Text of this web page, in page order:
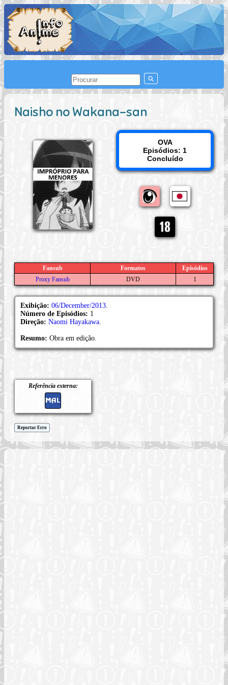
Naisho no Wakana-san
OVA
Episódios: 1
Concluído
Fansub Formatos
Episódios
Proxy Fansub
DVD 1
Exibição: 06/December/2013
Número de Episódios: 1
Direção: Naomi Hayakawa
Resumo: Obra em edição.
Referência externa:
Reportar Erro